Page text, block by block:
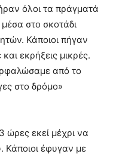
όλοι τα πράγματά
στο σκοτάδι
Κάποιοι πήγαν
εκρήξεις μικρές.
από το
στο δρόμο»
ώρες εκεί μέχρι να
Κάποιοι έφυγαν με